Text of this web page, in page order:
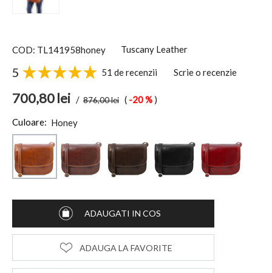
COD: TL141958honey Tuscany Leather
5 51 de recenzii Scrie o recenzie
700,80lei / 876,00lei ( -20 % )
Culoare: Honey
ADAUGATI IN COS
ADAUGA LA FAVORITE